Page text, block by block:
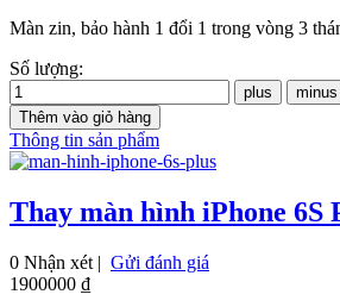
Màn zin, bảo hành 1 đổi 1 trong vòng 3
Số lượng:
Thông tin sản phẩm
Thay màn hình iPhone 6S
0 Nhận xét | Gửi đánh giá
1900000 ₫